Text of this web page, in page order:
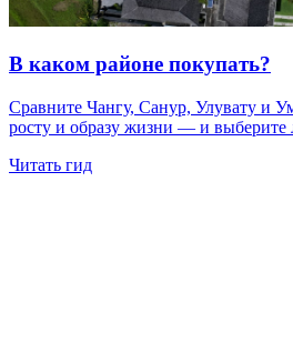
В каком районе покупать?
Сравните Чангу, Санур, Улувату и
росту и образу жизни — и
Читать гид